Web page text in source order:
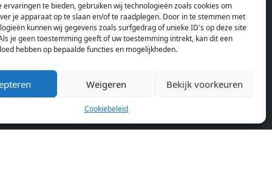
ervaringen te bieden, gebruiken wij technologieën zoals cookies om
je apparaat op te slaan en/of te raadplegen. Door in te stemmen met
kunnen wij gegevens zoals surfgedrag of unieke ID's op deze site
je geen toestemming geeft of uw toestemming intrekt, kan dit een
hebben op bepaalde functies en mogelijkheden.
Weigeren Bekijk voorkeuren
Cookiebeleid
final, and should be used for
informative purpose only. They are
not contractual or binding. Energy
pass This building is not subject to
EnEV. - Flatscreen TV - Hairdryer -
Heating - Towels and sheets - Iron -
Hygiene utensils - Washing machine
- Oven - Microwave - Refrigerator -
Internet - Working desk Homelike
Home
Blog
Over ons
Cookiebeleid (EU)